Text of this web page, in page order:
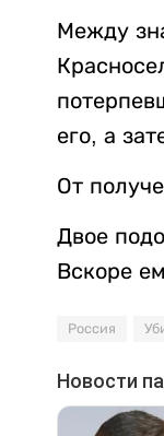
Между
его, а
От
Двое
Вскоре
Россия